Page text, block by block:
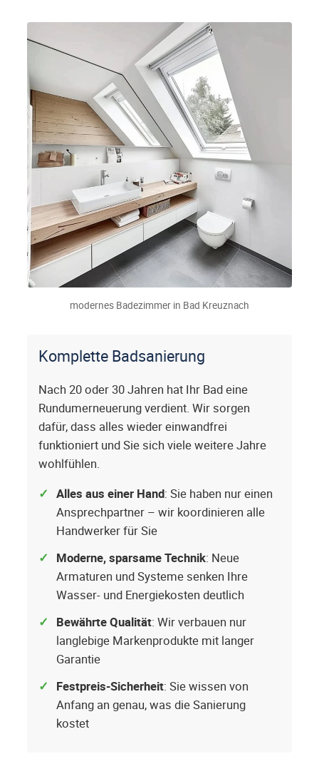
modernes Badezimmer in Bad Kreuznach
Komplette Badsanierung
Nach 20 oder 30 Jahren hat Ihr Bad eine
Rundumerneuerung verdient. Wir sorgen
dafür, dass alles wieder einwandfrei
funktioniert und Sie sich viele weitere Jahre
wohlfühlen.
Alles aus einer Hand: Sie haben nur einen
Ansprechpartner – wir koordinieren alle
Handwerker für Sie
Moderne, sparsame Technik: Neue
Armaturen und Systeme senken Ihre
Wasser- und Energiekosten deutlich
Bewährte Qualität: Wir verbauen nur
langlebige Markenprodukte mit langer
Garantie
Festpreis-Sicherheit: Sie wissen von
Anfang an genau, was die Sanierung
kostet